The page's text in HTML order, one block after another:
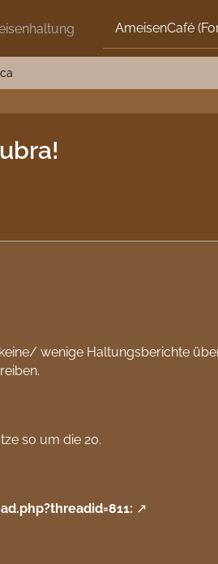
AmeisenCafé
wenige Haltungsberichte
so um die 20.